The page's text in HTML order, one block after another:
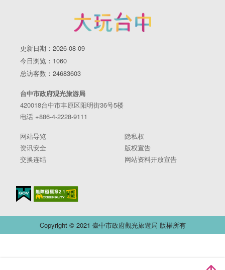
更新日期：2026-08-09
今日浏览：1060
总访客数：24683603
台中市政府观光旅游局
420018台中市丰原区阳明街36号5楼
电话 +886-4-2228-9111
网站导览
隐私权
资讯安全
版权宣告
交换连结
网站资料开放宣告
Copyright © 2021 臺中市政府觀光旅遊局 版權所有